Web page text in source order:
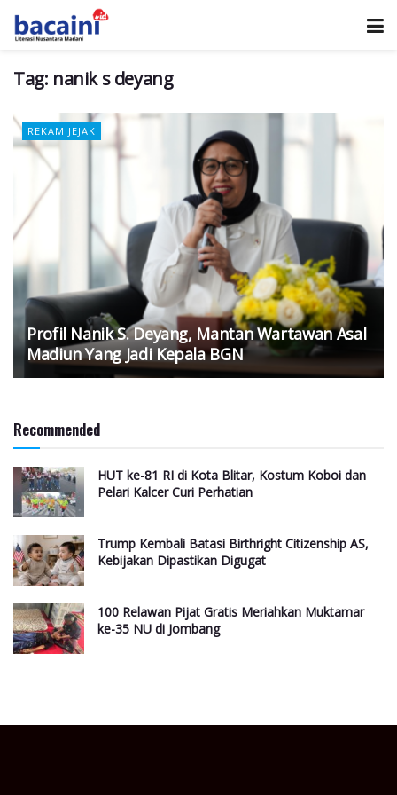
Tag: nanik s deyang
REKAM JEJAK
Profil Nanik S. Deyang, Mantan Wartawan Asal
Madiun Yang Jadi Kepala BGN
Recommended
HUT ke-81 RI di Kota Blitar, Kostum Koboi dan
Pelari Kalcer Curi Perhatian
Trump Kembali Batasi Birthright Citizenship AS,
Kebijakan Dipastikan Digugat
100 Relawan Pijat Gratis Meriahkan Muktamar
ke-35 NU di Jombang